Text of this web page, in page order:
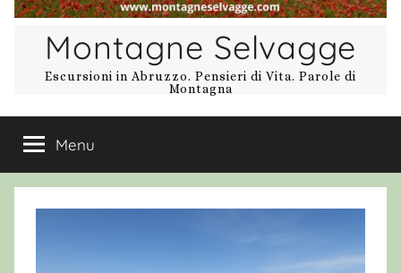
Montagne Selvagge
Escursioni in Abruzzo. Pensieri di Vita. Parole di
Montagna
Menu